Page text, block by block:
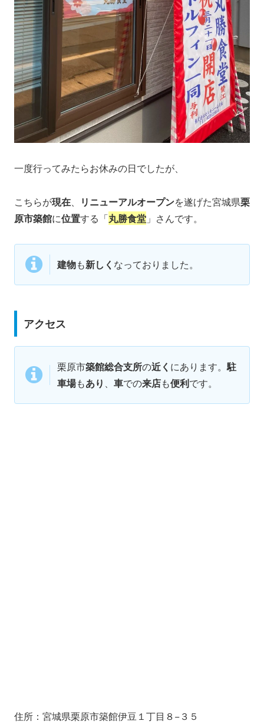
一度行ってみたらお休みの日でしたが、
こちらが現在、 リニューアルオープンを遂げた宮城県栗
原市築館に位置する「丸勝食堂 」さんです。
建物も新しく なっておりました。
アクセス
栗原市築館総合支所の近く にあります。駐
車場もあり 、 車での来店も便利です。
住所：宮城県栗原市築館伊豆１丁目８−３５